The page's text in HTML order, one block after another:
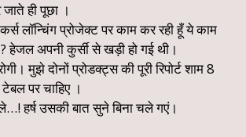
ही पूछा ।
लॉन्चिंग प्रोजेक्ट पर काम कर रही हूँ ये काम
हेजल अपनी कुर्सी से खड़ी हो गई थी।
मुझे दोनों प्रोडक्ट्स की पूरी रिपोर्ट शाम 8
पर चाहिए ।
हर्ष उसकी बात सुने बिना चले गएं।